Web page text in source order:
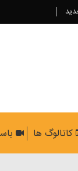
کاتالوگ ها